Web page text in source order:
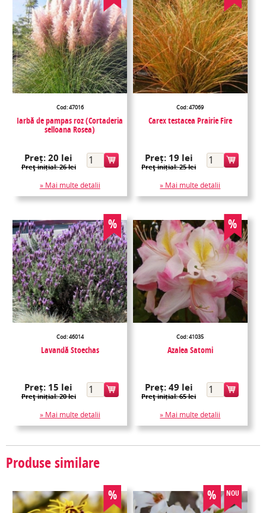
Cod: 47016
Iarbă de pampas roz (Cortaderia
selloana Rosea)
Preț:20 lei
Preţ inițial: 26 lei
» Mai multe detalii
Cod: 47069
Carex testacea Prairie Fire
Preț: 19 lei
Preţ inițial: 25 lei
» Mai multe detalii
%
Cod: 46014
Lavandă Stoechas
Preț: 15 lei
Preţ inițial: 20 lei
» Mai multe detalii
%
Cod: 41035
Azalea Satomi
Preț: 49 lei
Preţ inițial: 65 lei
» Mai multe detalii
Produse similare
% % NOU